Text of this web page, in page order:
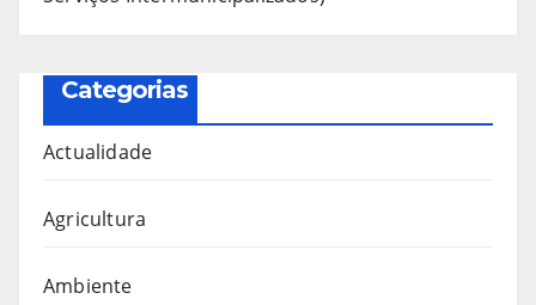
Categorias
Actualidade
Agricultura
Ambiente